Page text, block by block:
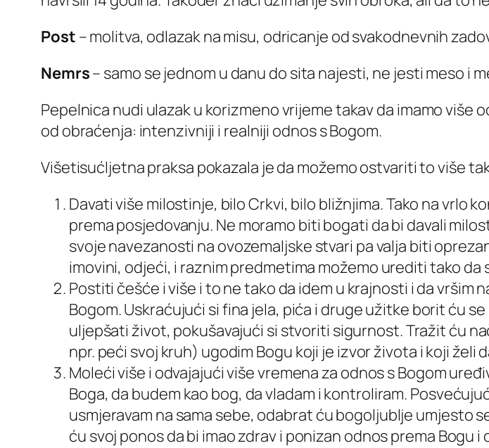
Post – molitva, odlazak na misu, odricanje od svakodnevnih
Nemrs– samo se jednom u danu do sita najesti, ne jesti meso i
Pepelnica nudi ulazak u korizmeno vrijeme takav da imamo više
od obraćenja: intenzivniji i realniji odnos s Bogom.
Višetisućljetna praksa pokazala je da možemo ostvariti toviše
Davati više milostinje, bilo Crkvi, bilo bližnjima. Tako na vrlo
prema posjedovanju. Ne moramo biti bogati da bi davali
svoje navezanosti na ovozemaljske stvari pa valja biti
imovini, odjeći, i raznim predmetima možemo urediti tako da
Postiti češće i više i to ne tako da idem u krajnosti i da vršim
Bogom. Uskraćujući si fina jela, pića i druge užitke borit ću
uljepšati život, pokušavajući si stvoriti sigurnost. Tražit ću
npr. peći svoj kruh) ugodim Bogu koji je izvor života i koji želi
Moleći više i odvajajući više vremena za odnos s Bogom
Boga, da budem kao bog, da vladam i kontroliram.
usmjeravam na sama sebe, odabrat ću bogoljublje umjesto
ću svoj ponos da bi imao zdrav i ponizan odnos prema Bogu